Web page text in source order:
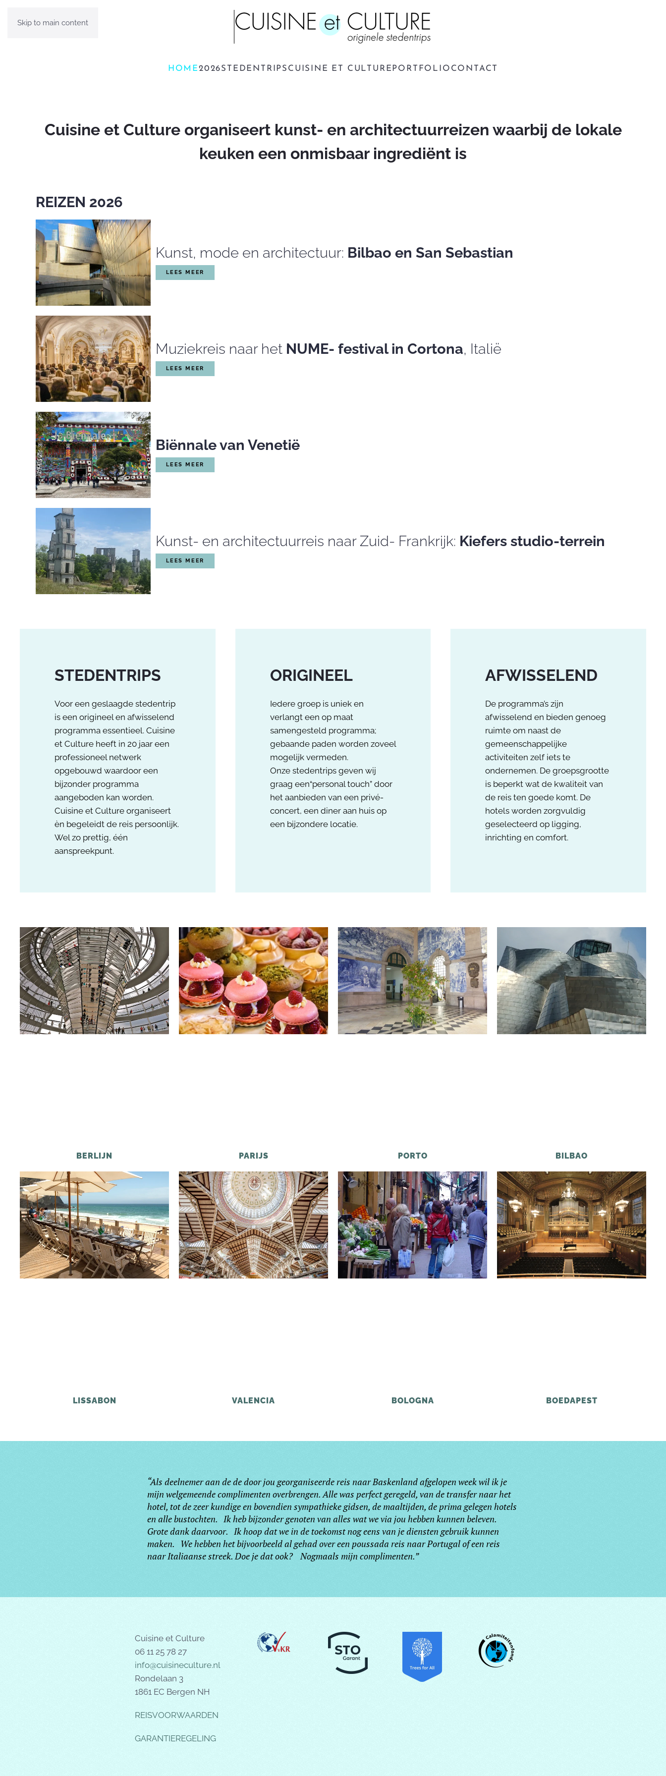
Skip to main content
HOME2026STEDENTRIPS CUISINE ET CULTURE PORTFOLIO CONTACT
Cuisine et Culture organiseert kunst- en architectuurreizen waarbij de lokale
keuken een onmisbaar ingrediënt is
REIZEN 2026
Kunst, mode en architectuur: Bilbao en San Sebastian
LEES MEER
Muziekreis naar het NUME- festival in Cortona, Italië
LEES MEER
Biënnale van Venetië
LEES MEER
Kunst- en architectuurreis naar Zuid- Frankrijk: Kiefers studio-terrein
LEES MEER
STEDENTRIPS
Voor een geslaagde stedentrip
is een origineel en afwisselend
programma essentieel. Cuisine
et Culture heeft in 20 jaar een
professioneel netwerk
opgebouwd waardoor een
bijzonder programma
aangeboden kan worden.
Cuisine et Culture organiseert
èn begeleidt de reis persoonlijk.
Wel zo prettig, één
aanspreekpunt.
ORIGINEEL
Iedere groep is uniek en
verlangt een op maat
samengesteld programma;
gebaande paden worden zoveel
mogelijk vermeden.
Onze stedentrips geven wij
graag een“personal touch” door
het aanbieden van een privé-
concert, een diner aan huis op
een bijzondere locatie.
AFWISSELEND
De programma’s zijn
afwisselend en bieden genoeg
ruimte om naast de
gemeenschappelijke
activiteiten zelf iets te
ondernemen. De groepsgrootte
is beperkt wat de kwaliteit van
de reis ten goede komt. De
hotels worden zorgvuldig
geselecteerd op ligging,
inrichting en comfort.
BERLIJN PARIJS PORTO BILBAO
LISSABON VALENCIA BOLOGNA BOEDAPEST
“Als deelnemer aan de de door jou georganiseerde reis naar Baskenland afgelopen week wil ik je
mijn welgemeende complimenten overbrengen. Alle was perfect geregeld, van de transfer naar het
hotel, tot de zeer kundige en bovendien sympathieke gidsen, de maaltijden, de prima gelegen hotels
en alle bustochten. Ik heb bijzonder genoten van alles wat we via jou hebben kunnen beleven.
Grote dank daarvoor. Ik hoop dat we in de toekomst nog eens van je diensten gebruik kunnen
maken. We hebben het bijvoorbeeld al gehad over een poussada reis naar Portugal of een reis
naar Italiaanse streek. Doe je dat ook? Nogmaals mijn complimenten.”
Cuisine et Culture
06 11 25 78 27
info@cuisineculture.nl
Rondelaan 3
1861 EC Bergen NH
REISVOORWAARDEN
GARANTIEREGELING